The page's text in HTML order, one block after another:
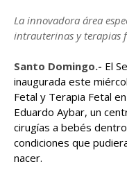
La innovadora área
intrauterinas y terapias
Santo Domingo.- El
inaugurada este
Fetal y Terapia Fetal
Eduardo Aybar, un
cirugías a bebés
condiciones que
nacer.